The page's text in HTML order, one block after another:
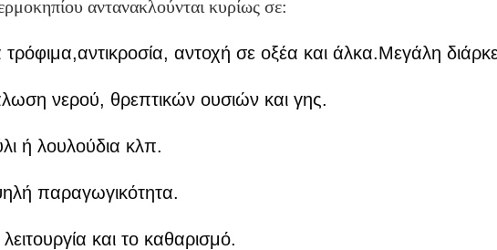
αντανακλούνται κυρίως σε:
αντοχή σε οξέα και άλκα.Μεγάλη
νερού, θρεπτικών ουσιών και γης.
ή λουλούδια κλπ.
παραγωγικότητα.
και το καθαρισμό.